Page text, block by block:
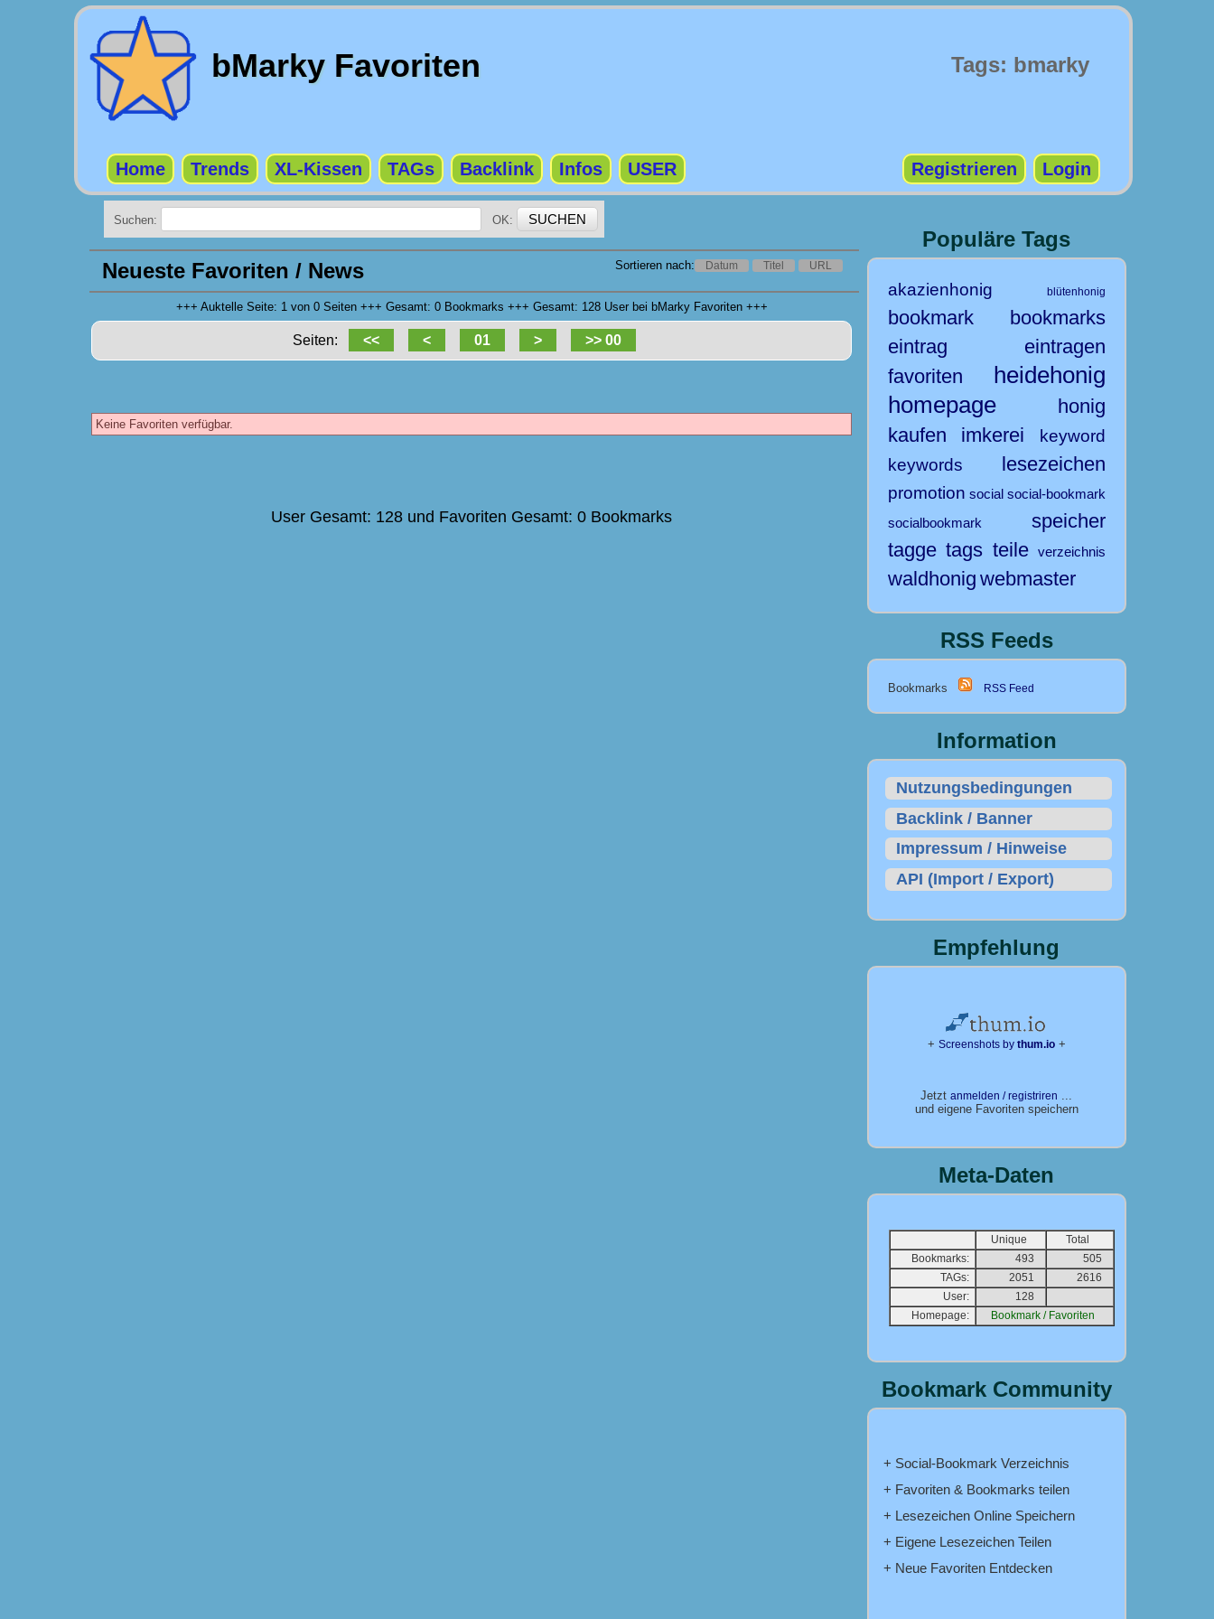
bMarky Favoriten Tags: bmarky
Home Trends XL-Kissen TAGs Backlink Infos USER Login
Registrieren
Suchen: OK:
Sortieren nach: Datum Titel URL
Neueste Favoriten / News
+++ Auktelle Seite: 1 von 0 Seiten +++ Gesamt: 0 Bookmarks +++ Gesamt: 128 User bei bMarky Favoriten +++
Seiten: << < 01 > >> 00
Keine Favoriten verfügbar.
User Gesamt: 128 und Favoriten Gesamt: 0 Bookmarks
Populäre Tags
akazienhonig blütenhonig
bookmark
bookmarks
eintrag
eintragen
favoriten
heidehonig
homepage
honig
kaufen
imkerei
keyword
keywords
lesezeichen
promotion social social-bookmark
socialbookmark
speicher
tagge tags teile verzeichnis
waldhonig webmaster
RSS Feeds
Bookmarks RSS Feed
Information
Nutzungsbedingungen
Backlink / Banner
Impressum / Hinweise
API (Import / Export)
Empfehlung
+ Screenshots by thum.io+
Jetztanmelden / registriren ...
und eigene Favoriten speichern
Meta-Daten
Unique
Total
Bookmarks:
493
505
TAGs:
2051
2616
User:
128
Homepage:
Bookmark / Favoriten
Bookmark Community
+ Social-Bookmark Verzeichnis
+ Favoriten & Bookmarks teilen
+ Lesezeichen Online Speichern
+ Eigene Lesezeichen Teilen
+ Neue Favoriten Entdecken